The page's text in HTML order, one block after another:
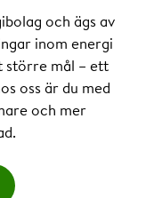
och ägs av
inom energi
mål – ett
oss är du med
och mer